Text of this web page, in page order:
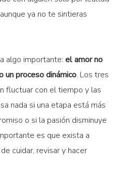
ya no te sintieras
algo importante: el amor no
un proceso dinámico. Los tres
fluctuar con el tiempo y las
nada si una etapa está más
o si la pasión disminuye
es que exista a
cuidar, revisar y hacer